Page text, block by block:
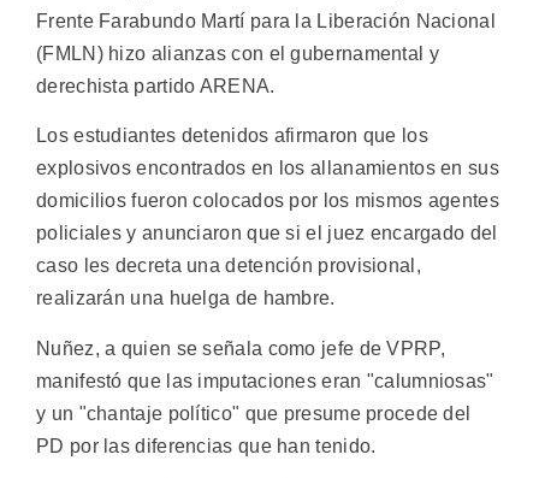
Frente Farabundo Martí para la Liberación Nacional
(FMLN) hizo alianzas con el gubernamental y
derechista partido ARENA.
Los estudiantes detenidos afirmaron que los
explosivos encontrados en los allanamientos en sus
domicilios fueron colocados por los mismos agentes
policiales y anunciaron que si el juez encargado del
caso les decreta una detención provisional,
realizarán una huelga de hambre.
Nuñez, a quien se señala como jefe de VPRP,
manifestó que las imputaciones eran "calumniosas"
y un "chantaje político" que presume procede del
PD por las diferencias que han tenido.